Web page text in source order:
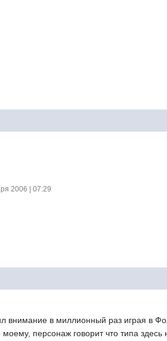
2006 | 07:29
внимание в миллионный раз играя в
персонаж говорит что типа здесь